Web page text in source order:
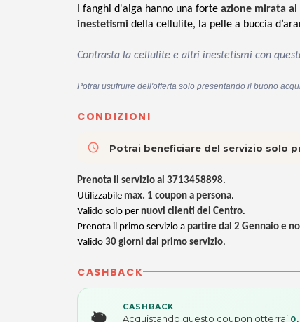
I fanghi d'alga hanno una forte azione mirata
inestetismi della cellulite, la pelle a buccia
Contrasta la cellulite e altri inestetismi con
Potrai usufruire dell'offerta solo presentando il buono
CONDIZIONI
access_time Potrai beneficiare del servizio solo
Prenota il servizio al 3713458898.
Utilizzabile max. 1 coupon a persona.
Valido solo per nuovi clienti del Centro.
Prenota il primo servizio a partire dal 2 Gennaio e
Valido 30 giorni dal primo servizio.
CASHBACK
CASHBACK
Acquistando questo coupon otterrai